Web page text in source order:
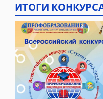
ИТОГИ